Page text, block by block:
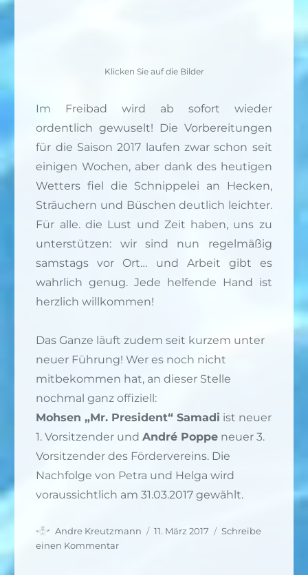
Klicken Sie auf die Bilder
Im Freibad wird ab sofort wieder
ordentlich gewuselt! Die Vorbereitungen
für die Saison 2017 laufen zwar schon seit
einigen Wochen, aber dank des heutigen
Wetters fiel die Schnippelei an Hecken,
Sträuchern und Büschen deutlich leichter.
Für alle. die Lust und Zeit haben, uns zu
unterstützen: wir sind nun regelmäßig
samstags vor Ort… und Arbeit gibt es
wahrlich genug. Jede helfende Hand ist
herzlich willkommen!
Das Ganze läuft zudem seit kurzem unter
neuer Führung! Wer es noch nicht
mitbekommen hat, an dieser Stelle
nochmal ganz offiziell:
Mohsen „Mr. President“ Samadi ist neuer
1. Vorsitzender undAndré Poppe neuer 3.
Vorsitzender des Fördervereins. Die
Nachfolge von Petra und Helga wird
voraussichtlich am 31.03.2017 gewählt.
Autor
Andre Kreutzmann
Veröffentlicht
11. März 2017
Schreibe
einen Kommentarzu